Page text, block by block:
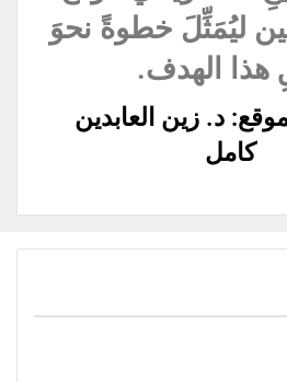
ليُمَثِّلَ خطوةً نحوَ
هذا الهدف.
د. زين العابدين
كامل